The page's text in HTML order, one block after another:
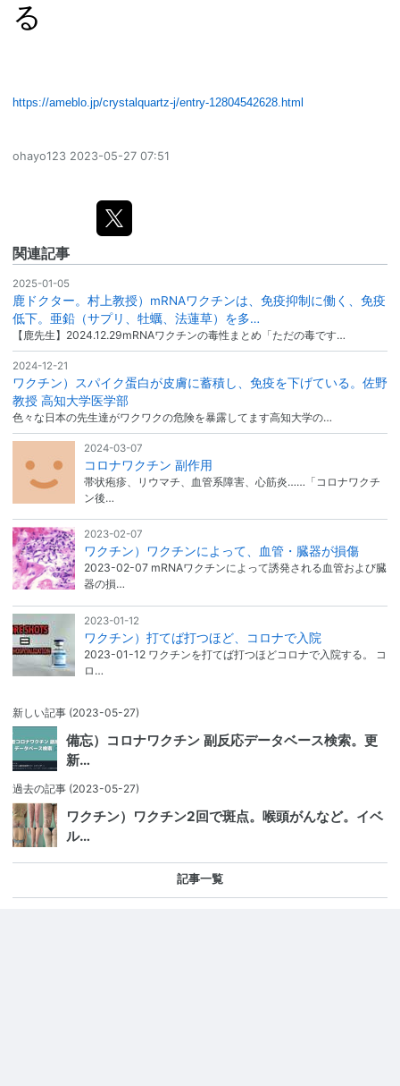
る
https://ameblo.jp/crystalquartz-j/entry-12804542628.html
ohayo123 2023-05-27 07:51
関連記事
2025-01-05
鹿ドクター。村上教授）mRNAワクチンは、免疫抑制に働く、免疫
低下。亜鉛（サプリ、牡蠣、法蓮草）を多…
【鹿先生】2024.12.29mRNAワクチンの毒性まとめ「ただの毒です…
2024-12-21
ワクチン）スパイク蛋白が皮膚に蓄積し、免疫を下げている。佐野
教授 高知大学医学部
色々な日本の先生達がワクワクの危険を暴露してます高知大学の…
2024-03-07
コロナワクチン 副作用
帯状疱疹、リウマチ、血管系障害、心筋炎……「コロナワクチ
ン後…
2023-02-07
ワクチン）ワクチンによって、血管・臓器が損傷
2023-02-07 mRNAワクチンによって誘発される血管および臓
器の損…
2023-01-12
ワクチン）打てば打つほど、コロナで入院
2023-01-12 ワクチンを打てば打つほどコロナで入院する。 コ
ロ…
新しい記事 (2023-05-27)
備忘）コロナワクチン 副反応データベース検索。更
新…
過去の記事 (2023-05-27)
ワクチン）ワクチン2回で斑点。喉頭がんなど。イベ
ル…
記事一覧